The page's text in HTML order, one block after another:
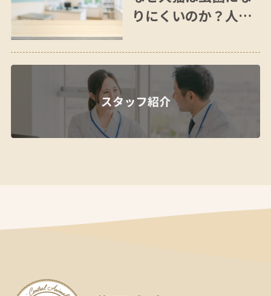
りにくいのか？人間
解説｜犬猫の歯科の
本当の問題は歯周病